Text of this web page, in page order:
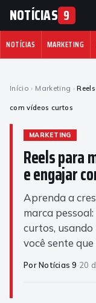
NOTÍCIAS 9
NOTÍCIAS MARKETING
Início › Marketing ›
com vídeos curtos
MARKETING
Reels para
e engajar
Aprenda a
marca
curtos, usando
você sente
Por Notícias 9·20